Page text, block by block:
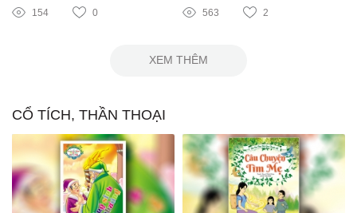
154 0 563 2
XEM THÊM
CỔ TÍCH, THẦN THOẠI